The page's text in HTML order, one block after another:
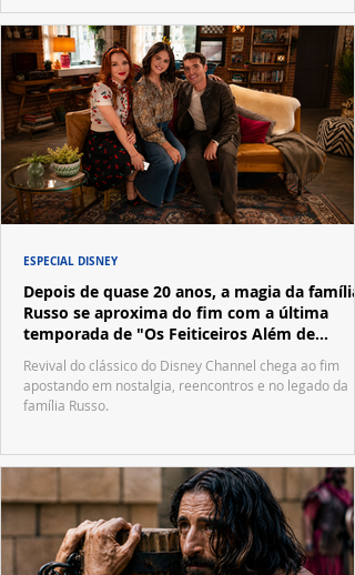
Depois de quase 20 anos, a magia da família
Russo se aproxima do fim com a última
temporada de "Os Feiticeiros Além de
Waverly Place"
Revival do clássico do Disney Channel chega ao fim
apostando em nostalgia, reencontros e no legado da
família Russo.
ESPECIAL DISNEY